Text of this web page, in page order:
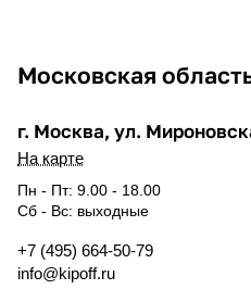
Московская
г. Москва, ул.
На карте
Пн - Пт: 9.00 - 18.00
Сб - Вс: выходные
+7 (495) 664-50-79
info@kipoff.ru